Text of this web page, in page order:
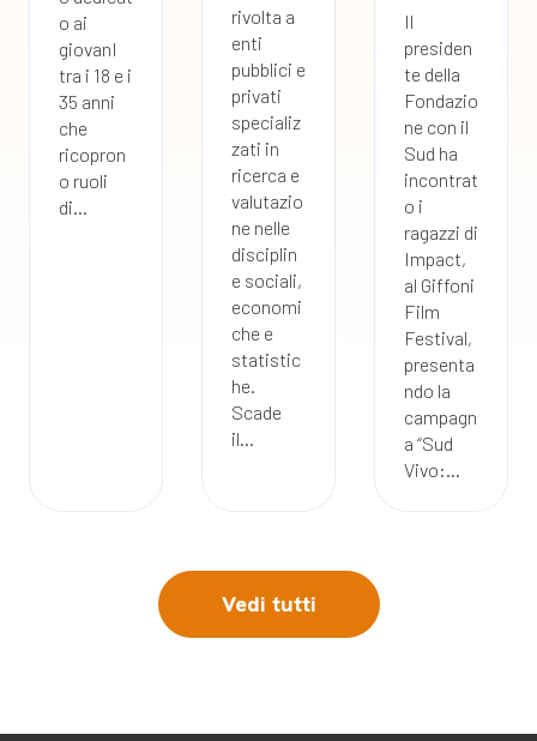
o ai
giovanI
tra i 18 e i
35 anni
che
ricopron
o ruoli
di...
rivolta a
enti
pubblici e
privati
specializ
zati in
ricerca e
valutazio
ne nelle
disciplin
e sociali,
economi
che e
statistic
he.
Scade
il...
Il
presiden
te della
Fondazio
ne con il
Sud ha
incontrat
o i
ragazzi di
Impact,
al Giffoni
Film
Festival,
presenta
ndo la
campagn
a “Sud
Vivo:...
Vedi tutti